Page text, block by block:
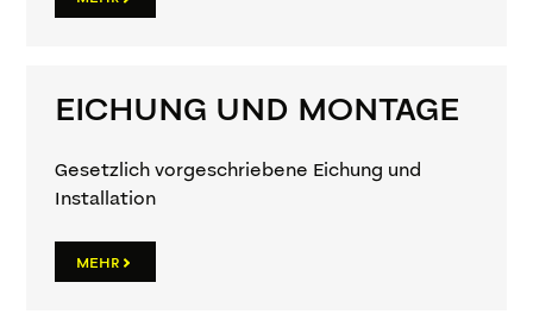
EICHUNG UND MONTAGE
Gesetzlich vorgeschriebene Eichung und
Installation
MEHR